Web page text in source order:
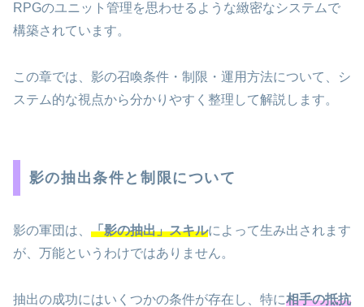
RPGのユニット管理を思わせるような緻密なシステムで
構築されています。
この章では、影の召喚条件・制限・運用方法について、シ
ステム的な視点から分かりやすく整理して解説します。
影の抽出条件と制限について
影の軍団は、 「影の抽出」スキルによって生み出されます
が、万能というわけではありません。
抽出の成功にはいくつかの条件が存在し、特に相手の抵抗